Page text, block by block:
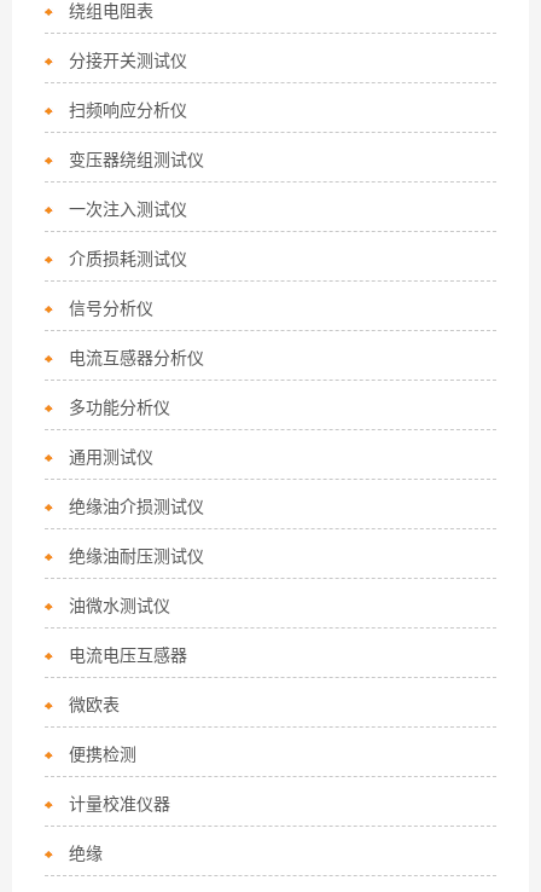
绕组电阻表
分接开关测试仪
扫频响应分析仪
变压器绕组测试仪
一次注入测试仪
介质损耗测试仪
信号分析仪
电流互感器分析仪
多功能分析仪
通用测试仪
绝缘油介损测试仪
绝缘油耐压测试仪
油微水测试仪
电流电压互感器
微欧表
便携检测
计量校准仪器
绝缘